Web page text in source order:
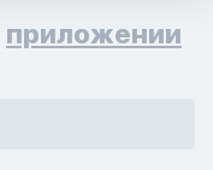
приложении